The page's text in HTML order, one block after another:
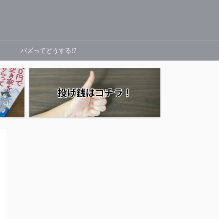
バズってどうする!?
投げ銭はコチラ！